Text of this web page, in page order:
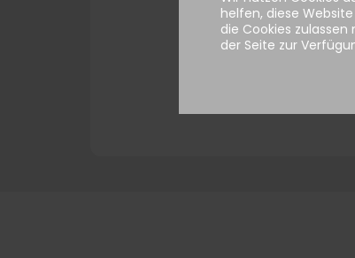
helfen, diese
die Cookies
der Seite zur